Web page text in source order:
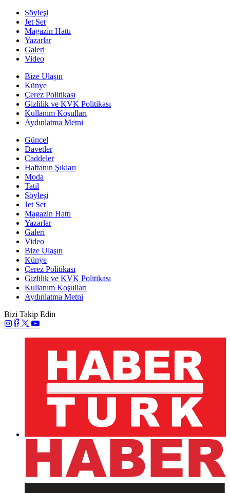
Söyleşi
Jet Set
Magazin Hattı
Yazarlar
Galeri
Video
Bize Ulaşın
Künye
Çerez Politikası
Gizlilik ve KVK Politikası
Kullanım Koşulları
Aydınlatma Metni
Güncel
Davetler
Caddeler
Haftanın Şıkları
Moda
Tatil
Söyleşi
Jet Set
Magazin Hattı
Yazarlar
Galeri
Video
Bize Ulaşın
Künye
Çerez Politikası
Gizlilik ve KVK Politikası
Kullanım Koşulları
Aydınlatma Metni
Bizi Takip Edin